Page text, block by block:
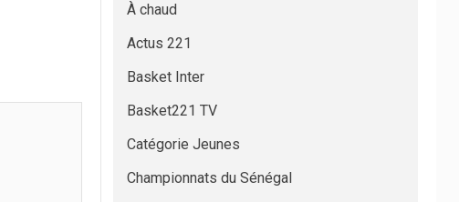
À chaud
Actus 221
Basket Inter
Basket221 TV
Catégorie Jeunes
Championnats du Sénégal